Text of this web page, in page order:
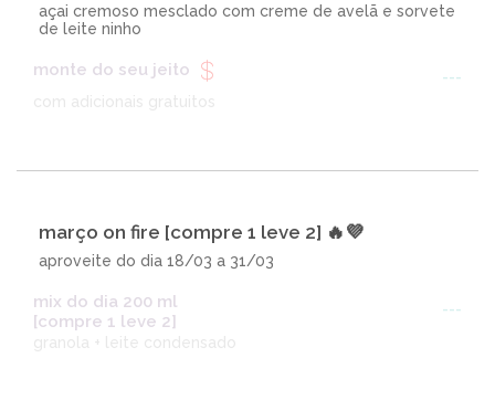
açai cremoso mesclado com creme de avelã e sorvete
de leite ninho
monte do seu jeito
---
com adicionais gratuitos
março on fire [compre 1 leve 2] 🔥💜
aproveite do dia 18/03 a 31/03
mix do dia 200 ml
[compre 1 leve 2]
---
granola + leite condensado